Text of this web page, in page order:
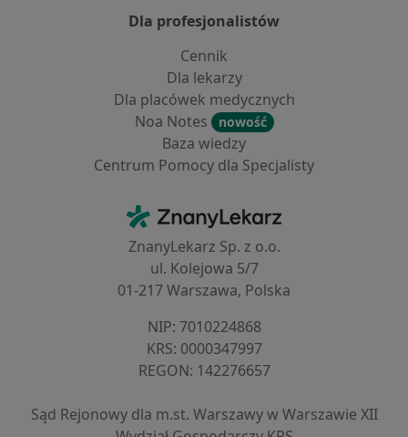
Dla profesjonalistów
Cennik
Dla lekarzy
Dla placówek medycznych
Noa Notes
nowość
Baza wiedzy
Centrum Pomocy dla Specjalisty
ZnanyLekarz - Strona główna
ZnanyLekarz Sp. z o.o.
ul. Kolejowa 5/7
01-217 Warszawa, Polska
NIP: ⁠7010224868
KRS: ⁠0000347997
REGON: ⁠142276657
Sąd Rejonowy dla m.st. Warszawy w Warszawie XII